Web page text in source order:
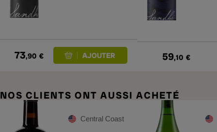
73,90 € 59,10 €
NOS CLIENTS ONT AUSSI ACHETÉ
Central Coast